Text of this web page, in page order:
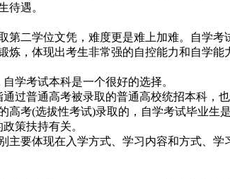
待遇。
二学位文凭，难度更是难上加难。自学
，体现出考生非常强的自控能力和自学能
学考试本科是一个很好的选择。
过普通高考被录取的普通高校统招本科，
考(选拔性考试)录取的，自学考试毕业生
策扶持有关。
要体现在入学方式、学习内容和方式、学